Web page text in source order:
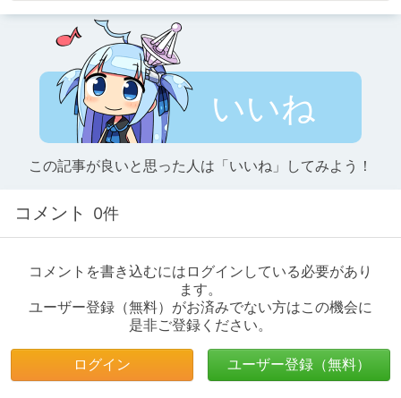
いいね
この記事が良いと思った人は「いいね」してみよう！
コメント 0件
コメントを書き込むにはログインしている必要があり
ます。
ユーザー登録（無料）がお済みでない方はこの機会に
是非ご登録ください。
ログイン ユーザー登録（無料）